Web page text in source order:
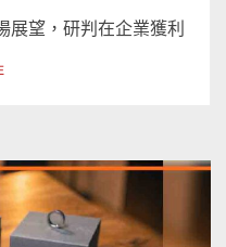
展望，研判在企業獲利